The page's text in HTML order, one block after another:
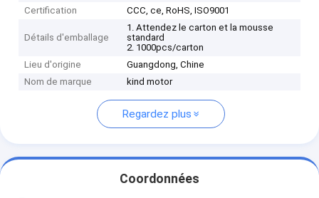
Certification CCC, ce, RoHS, ISO9001
Détails d'emballage
1. Attendez le carton et la mousse
standard
2. 1000pcs/carton
Lieu d'origine
Guangdong, Chine
Nom de marque
kind motor
Regardez plus
Coordonnées